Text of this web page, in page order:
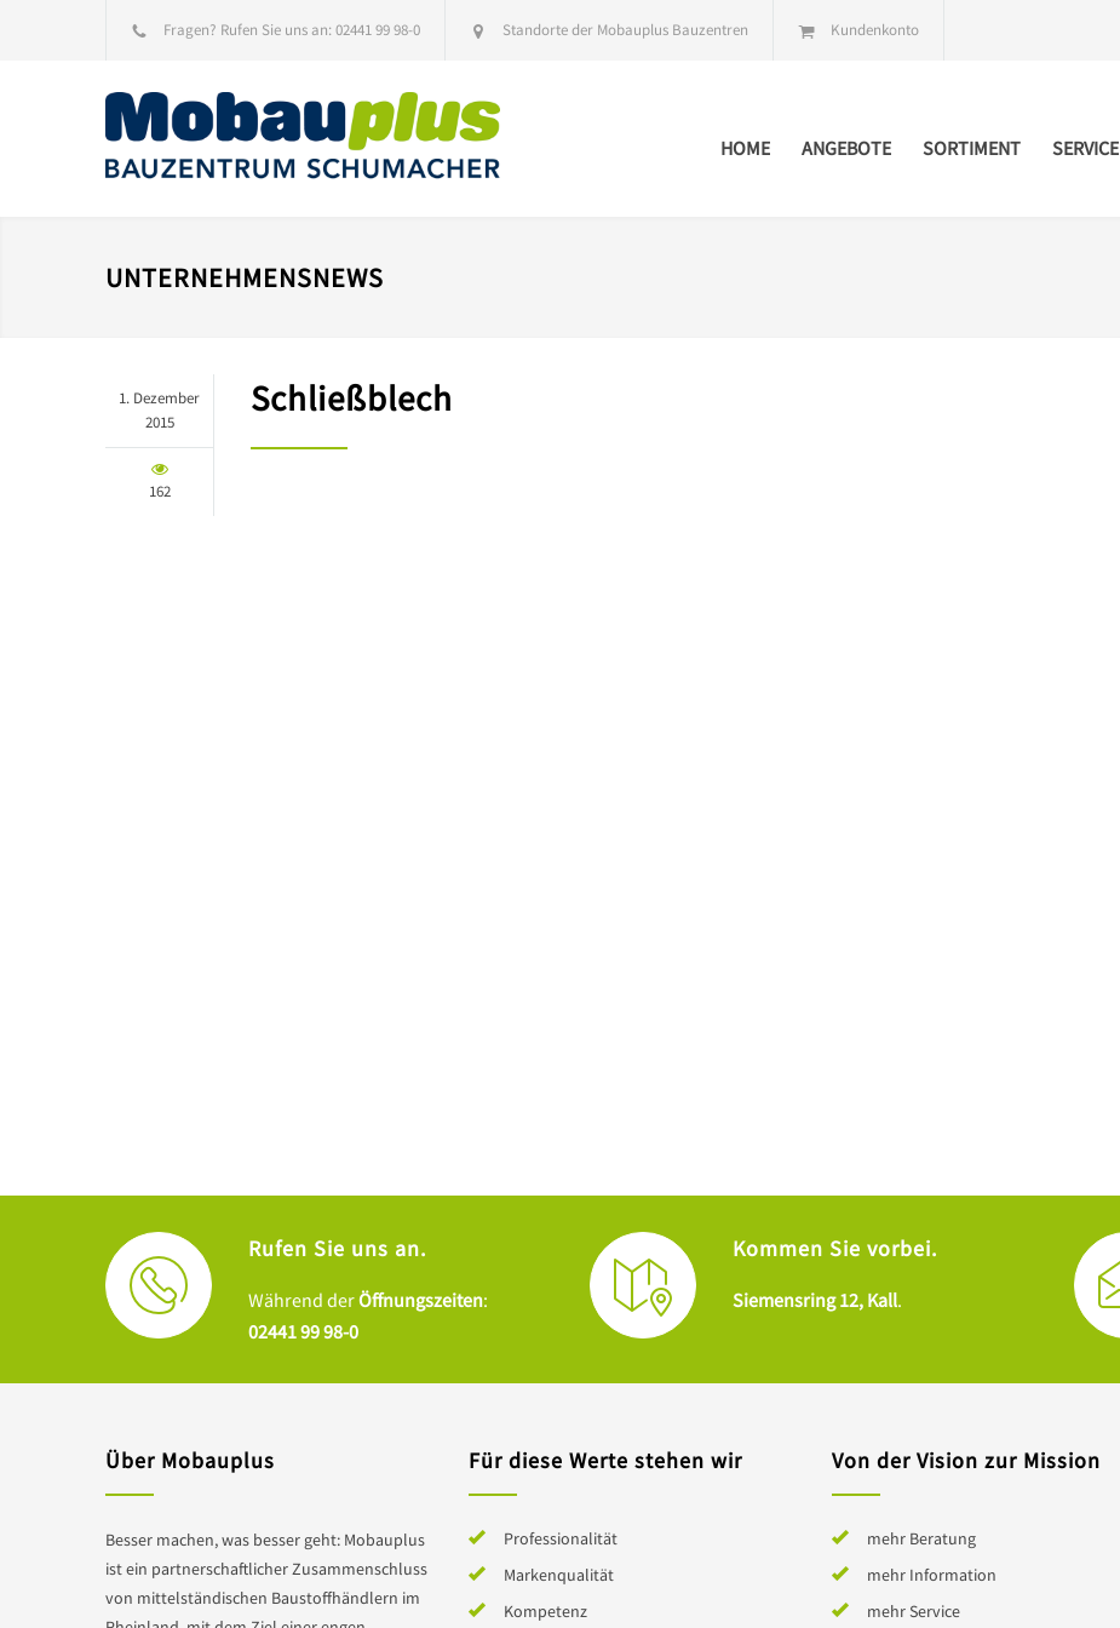
Fragen? Rufen Sie uns an:02441 99 98-0 Standorte der Mobauplus Bauzentren Kundenkonto
HOME ANGEBOTE SORTIMENT SERVICE
UNTERNEHMENSNEWS
1. Dezember
2015
162
Schließblech
Rufen Sie uns an.
Während derÖffnungszeiten:
02441 99 98-0
Kommen Sie vorbei.
Siemensring 12, Kall.
Über Mobauplus
Besser machen, was besser geht: Mobauplus
ist ein partnerschaftlicher Zusammenschluss
von mittelständischen Baustoffhändlern im
Für diese Werte stehen wir
Professionalität
Markenqualität
Kompetenz
Von der Vision zur Mission
mehr Beratung
mehr Information
mehr Service